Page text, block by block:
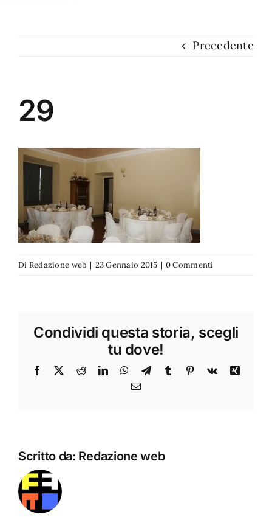
Precedente
29
Di Redazione web | 23 Gennaio 2015 | 0 Commenti
Condividi questa storia, scegli
tu dove!
Facebook RedditLinkedInWhatsApp
TelegramTumblr Pinterest
Vk
Xing
Email
Scritto da: Redazione web